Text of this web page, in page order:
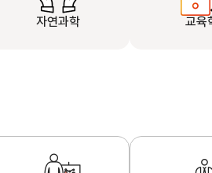
자연과학 교육